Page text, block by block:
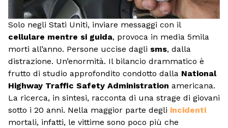
Solo negli Stati Uniti, inviare messaggi con il
cellulare mentre si guida, provoca in media 5mila
morti all’anno. Persone uccise dagli sms, dalla
distrazione. Un’enormità. Il bilancio drammatico è
frutto di studio approfondito condotto dalla National
Highway Traffic Safety Administration americana.
La ricerca, in sintesi, racconta di una strage di giovani
sotto i 20 anni. Nella maggior parte degli incidenti
mortali, infatti, le vittime sono poco più che